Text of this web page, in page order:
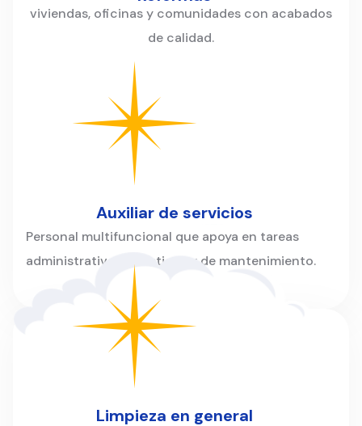
viviendas, oficinas y comunidades con acabados
de calidad.
Auxiliar de servicios
Personal multifuncional que apoya en tareas
administrativas, logísticas y de mantenimiento.
Limpieza en general